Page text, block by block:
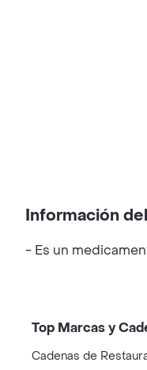
Información
- Es un
Top Marcas y
Cadenas de